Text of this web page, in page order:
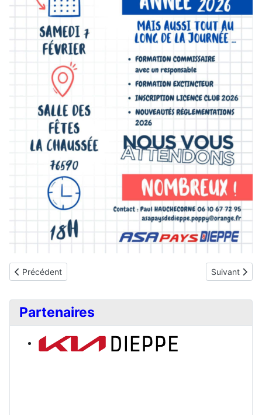
Article précédent : Formation extincteurs
Précédent Article
Suivant
Partenaires